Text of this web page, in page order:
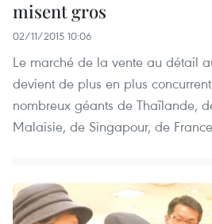
misent gros
02/11/2015 10:06
Le marché de la vente au détail
devient de plus en plus
nombreux géants de Thaïlande,
Malaisie, de Singapour, de